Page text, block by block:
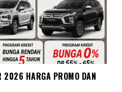
HARGA PROMO DAN